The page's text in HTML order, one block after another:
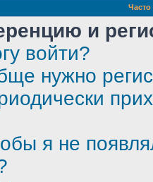
и
войти?
нужно
я не